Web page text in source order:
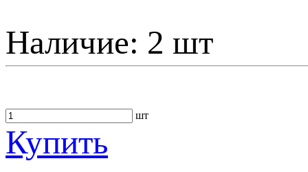
Наличие: 2 шт
шт
Купить